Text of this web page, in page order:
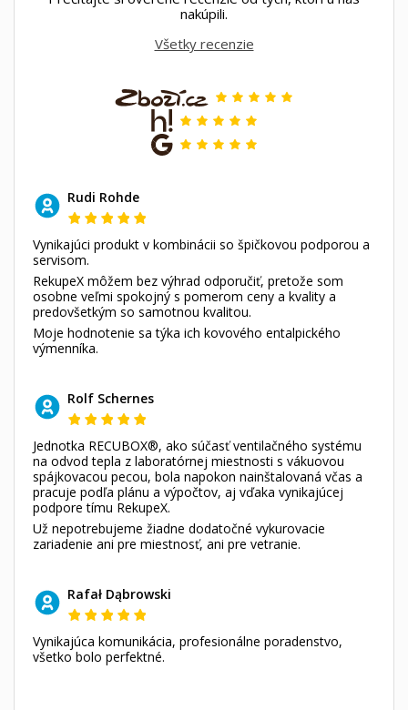
nakúpili.
Všetky recenzie
Rudi Rohde
Vynikajúci produkt v kombinácii so špičkovou podporou a
servisom.
RekupeX môžem bez výhrad odporučiť, pretože som
osobne veľmi spokojný s pomerom ceny a kvality a
predovšetkým so samotnou kvalitou.
Moje hodnotenie sa týka ich kovového entalpického
výmenníka.
Rolf Schernes
Jednotka RECUBOX®, ako súčasť ventilačného systému
na odvod tepla z laboratórnej miestnosti s vákuovou
spájkovacou pecou, bola napokon nainštalovaná včas a
pracuje podľa plánu a výpočtov, aj vďaka vynikajúcej
podpore tímu RekupeX.
Už nepotrebujeme žiadne dodatočné vykurovacie
zariadenie ani pre miestnosť, ani pre vetranie.
Rafał Dąbrowski
Vynikajúca komunikácia, profesionálne poradenstvo,
všetko bolo perfektné.